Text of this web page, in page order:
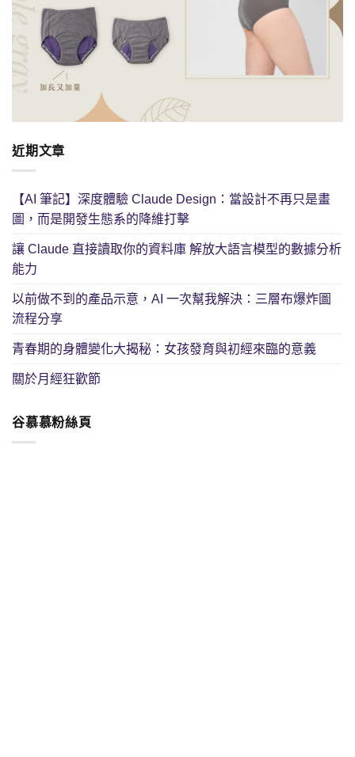
近期文章
【AI 筆記】深度體驗 Claude Design：當設計不再只是畫
圖，而是開發生態系的降維打擊
讓 Claude 直接讀取你的資料庫 解放大語言模型的數據分析
能力
以前做不到的產品示意，AI 一次幫我解決：三層布爆炸圖
流程分享
青春期的身體變化大揭秘：女孩發育與初經來臨的意義
關於月經狂歡節
谷慕慕粉絲頁